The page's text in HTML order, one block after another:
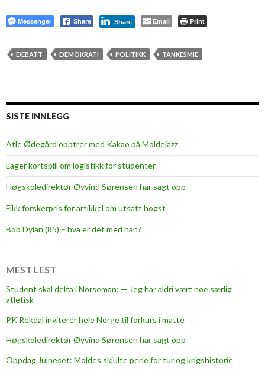
Messenger Share Share Email Print
DEBATT DEMOKRATI POLITIKK TANKESMIE
SISTE INNLEGG
Atle Ødegård opptrer med Kakao på Moldejazz
Lager kortspill om logistikk for studenter
Høgskoledirektør Øyvind Sørensen har sagt opp
Fikk forskerpris for artikkel om utsatt hogst
Bob Dylan (85) – hva er det med han?
MEST LEST
Student skal delta i Norseman: — Jeg har aldri vært noe særlig
atletisk
PK Rekdal inviterer hele Norge til forkurs i matte
Høgskoledirektør Øyvind Sørensen har sagt opp
Oppdag Julneset: Moldes skjulte perle for tur og krigshistorie